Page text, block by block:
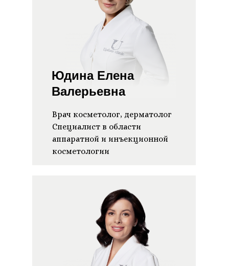
Юдина Елена
Валерьевна
Врач косметолог, дерматолог
Специалист в области
аппаратной и инъекционной
косметологии